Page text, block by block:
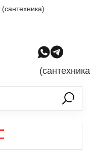
(сантехника)